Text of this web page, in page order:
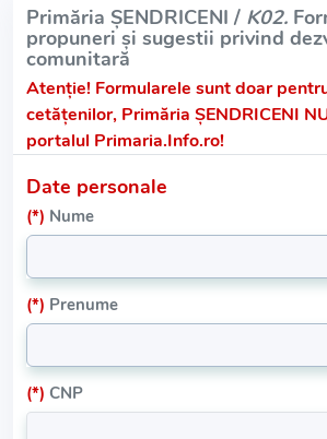
Primăria ŞENDRICENI / K02.
propuneri și sugestii privind
comunitară
Atenție! Formularele sunt doar
cetățenilor, Primăria ŞENDRICENI
portalul Primaria.Info.ro!
Date personale
(*) Nume
(*) Prenume
(*) CNP